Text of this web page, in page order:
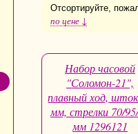
Отсортируйте,
по цене ↓
Набор часовой
"Соломон-21",
плавный ход,
мм, стрелки 70/
мм 1296121